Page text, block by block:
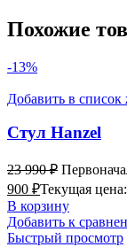
Похожие
-13%
Добавить в список
Стул Hanzel
23 990₽
900 ₽Текущая
В корзину
Добавить к
Быстрый просмотр